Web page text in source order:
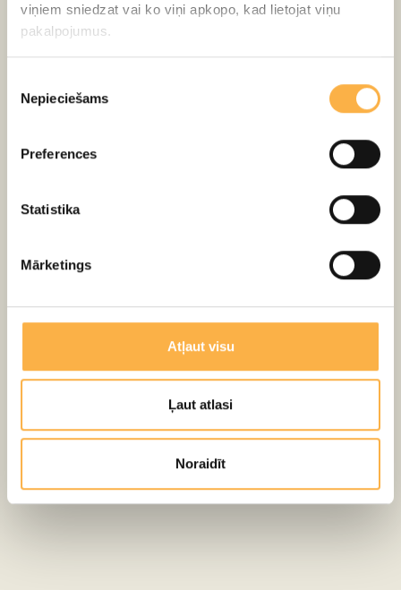
viņiem sniedzat vai ko viņi apkopo, kad lietojat viņu
pakalpojumus.
izvēle
Nepieciešams
Preferences
Statistika
Mārketings
Atļaut visu
Ļaut atlasi
Noraidīt
KAITES